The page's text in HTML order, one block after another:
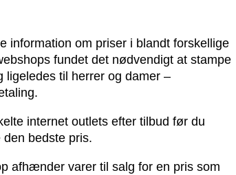
information om priser i blandt forskellige
fundet det nødvendigt at stampe
til herrer og damer –
internet outlets efter tilbud før du
bedste pris.
afhænder varer til salg for en pris som